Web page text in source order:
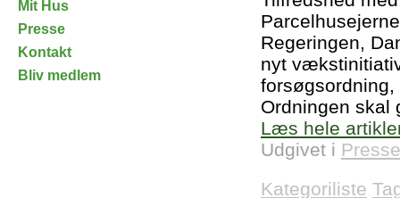
Mit Hus
Presse
Kontakt
Bliv medlem
Regeringen,
nyt
Ordningen skal
Læs hele
Udgivet i
Kategoriliste